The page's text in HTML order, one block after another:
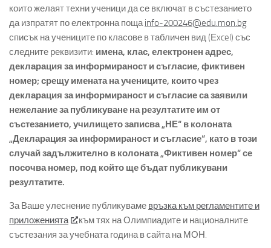
които желаят техни ученици да се включат в състезанието
да изпратят по електронна пощаinfo-200246@edu.mon.bg
списък на учениците по класове в табличен вид (Еxcel) със
следните реквизити: имена, клас, електронен адрес,
декларация за информираност и съгласие, фиктивен
номер; срещу имената на учениците, които чрез
декларация за информираност и съгласие са заявили
нежелание за публикуване на резултатите им от
състезанието, училището записва „НЕ“ в колоната
„Декларация за информираност и съгласие“, като в този
случай задължително в колоната „Фиктивен номер“ се
посочва номер, под който ще бъдат публикувани
резултатите.
За Ваше улеснение публикуваме връзка към регламентите и
приложенията
към тях на Олимпиадите и националните
състезания за учебната година в сайта на МОН.